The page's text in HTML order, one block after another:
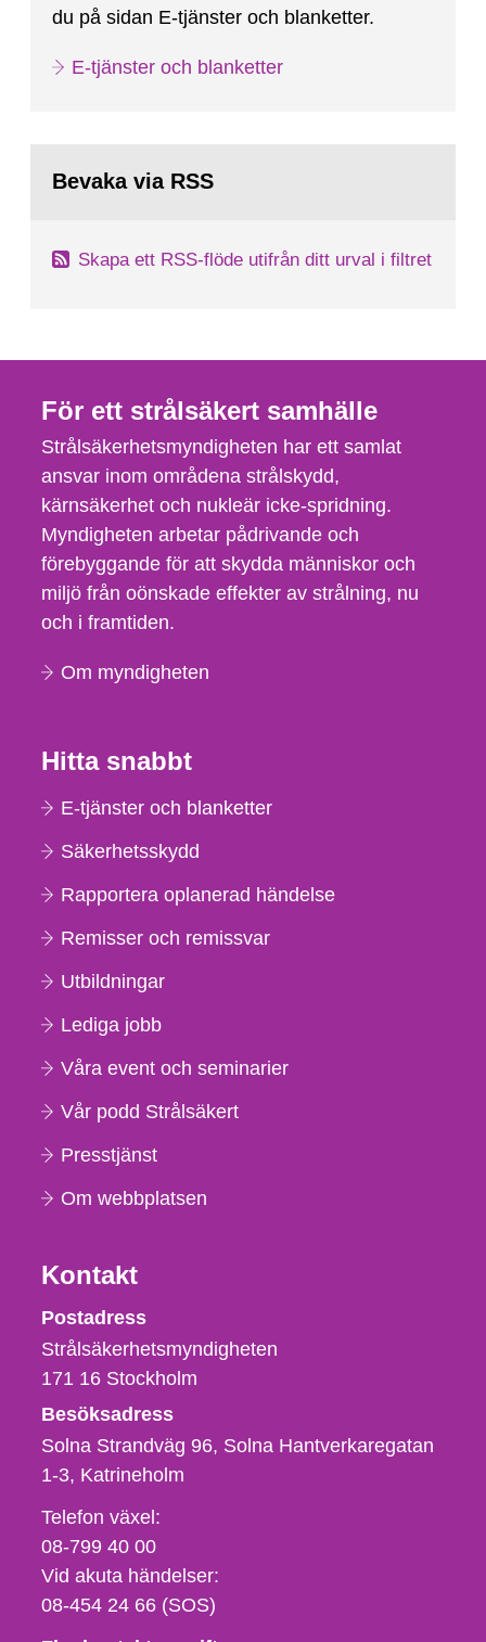
du på sidan E-tjänster och blanketter.
E-tjänster och blanketter
Bevaka via RSS
Skapa ett RSS-flöde utifrån ditt urval i filtret
För ett strålsäkert samhälle
Strålsäkerhetsmyndigheten har ett samlat
ansvar inom områdena strålskydd,
kärnsäkerhet och nukleär icke-spridning.
Myndigheten arbetar pådrivande och
förebyggande för att skydda människor och
miljö från oönskade effekter av strålning, nu
och i framtiden.
Om myndigheten
Hitta snabbt
E-tjänster och blanketter
Säkerhetsskydd
Rapportera oplanerad händelse
Remisser och remissvar
Utbildningar
Lediga jobb
Våra event och seminarier
Vår podd Strålsäkert
Presstjänst
Om webbplatsen
Kontakt
Strålsäkerhetsmyndigheten
Postadress
Strålsäkerhetsmyndigheten
171 16 Stockholm
Besöksadress
Solna Strandväg 96, Solna Hantverkaregatan
1-3 Katrineholm
Telefon,
fax
och
e-
Telefon växel:
08-799 40 00
Vid akuta händelser:
08-454 24 66 (SOS)